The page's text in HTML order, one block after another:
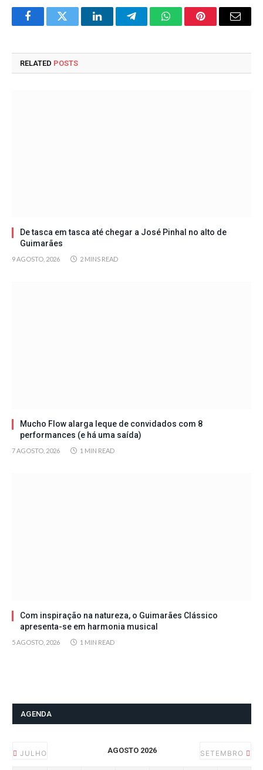
FacebookTwitter LinkedInTelegramWhatsAppPinterestEmail
RELATED POSTS
De tasca em tasca até chegar a José Pinhal no alto de
Guimarães
9 AGOSTO, 2026 2 MINS READ
Mucho Flow alarga leque de convidados com 8
performances (e há uma saída)
7 AGOSTO, 2026 1 MIN READ
Com inspiração na natureza, o Guimarães Clássico
apresenta-se em harmonia musical
5 AGOSTO, 2026 1 MIN READ
AGENDA
JULHO AGOSTO 2026 SETEMBRO